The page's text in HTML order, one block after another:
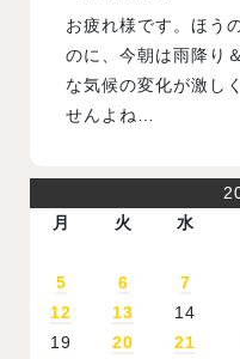
お疲れ様です。ほう
のに、今朝は雨降り
な気候の変化が激し
せんよね…
月
火 水
5
6 7
12
13 14
19
20 21